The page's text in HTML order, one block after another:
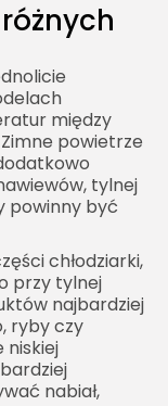
między
powietrze
tylnej
powinny być
chłodziarki,
przy tylnej
najbardziej
ryby czy
nabiał,